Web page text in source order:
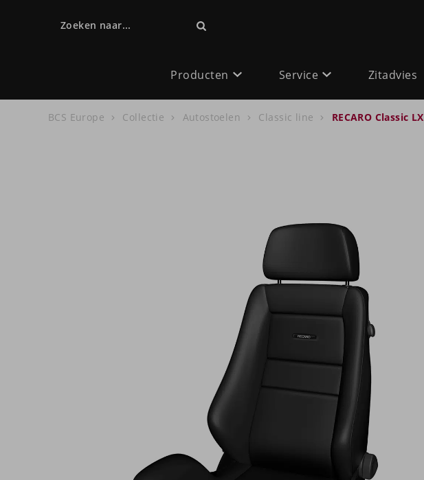
Zoeken naar...
Producten Service Zitadvies
BCS Europe Collectie Autostoelen Classic line RECARO Classic LX